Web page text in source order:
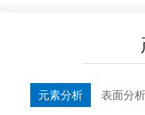
元素分析 表面分析